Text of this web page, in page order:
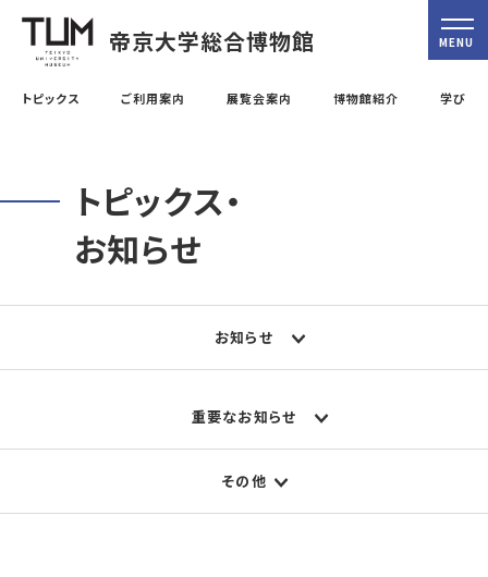
帝京大学総合博物館 MENU
トピックス ご利用案内 展覧会案内 博物館紹介 学び
トピックス・
お知らせ
お知らせ
重要なお知らせ
その他